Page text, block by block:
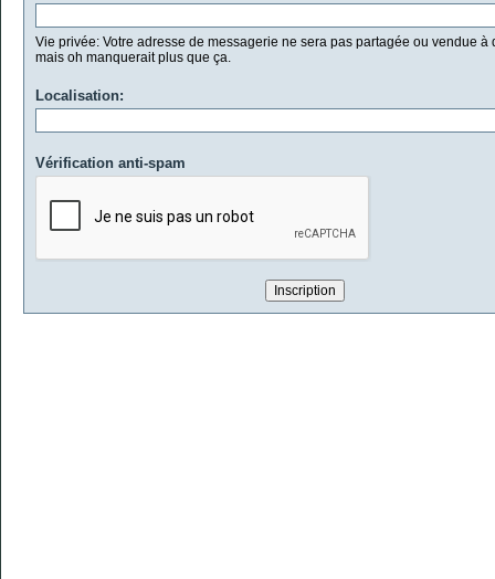
Vie privée: Votre adresse de messagerie ne sera pas partagée ou vendue à
mais oh manquerait plus que ça.
Localisation:
Vérification anti-spam